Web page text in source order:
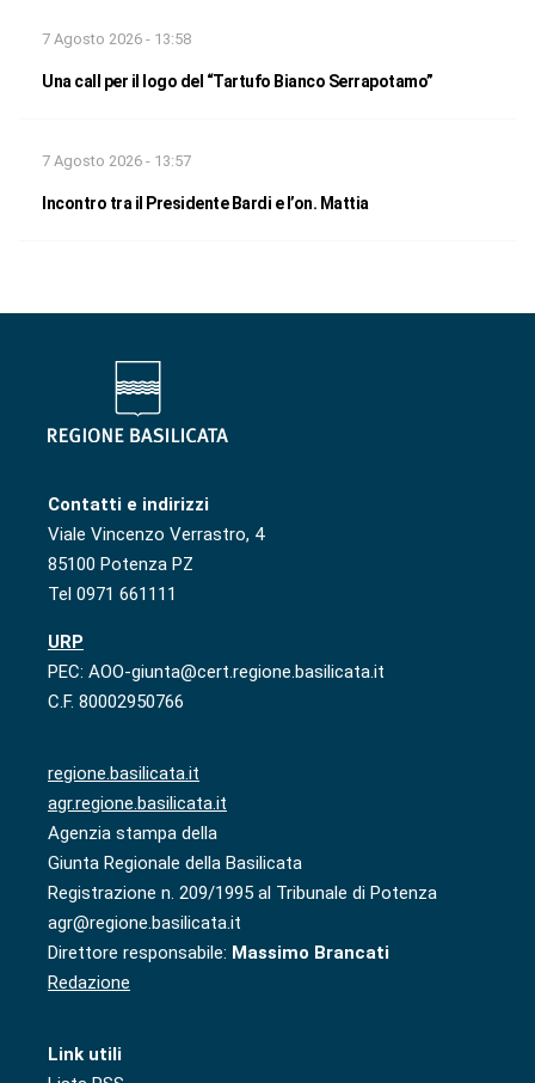
7 Agosto 2026 - 13:58
Una call per il logo del “Tartufo Bianco Serrapotamo”
7 Agosto 2026 - 13:57
Incontro tra il Presidente Bardi e l’on. Mattia
Contatti e indirizzi
Viale Vincenzo Verrastro, 4
85100 Potenza PZ
Tel 0971 661111
URP
PEC: AOO-giunta@cert.regione.basilicata.it
C.F. 80002950766
regione.basilicata.it
agr.regione.basilicata.it
Agenzia stampa della
Giunta Regionale della Basilicata
Registrazione n. 209/1995 al Tribunale di Potenza
agr@regione.basilicata.it
Direttore responsabile: Massimo Brancati
Redazione
Link utili